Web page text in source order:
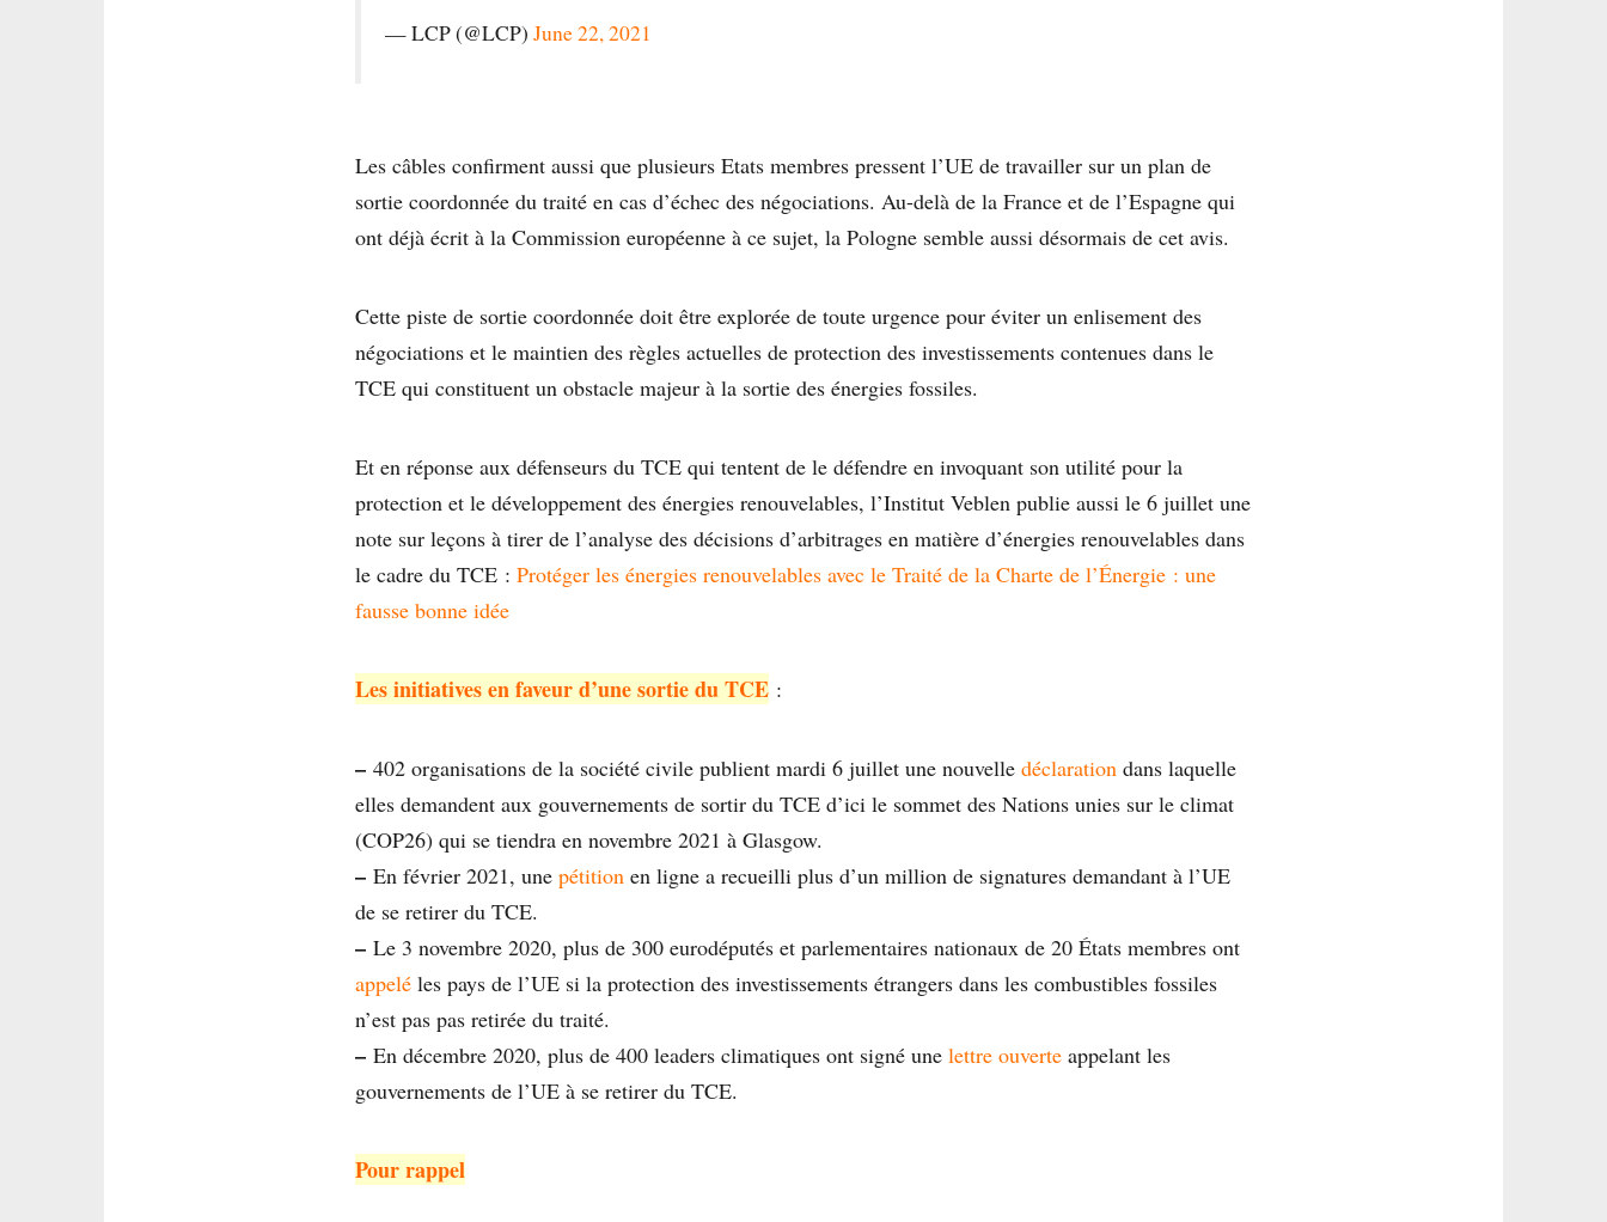
— LCP (@LCP) June 22, 2021
Les câbles confirment aussi que plusieurs Etats membres pressent l’UE de travailler sur un plan de
sortie coordonnée du traité en cas d’échec des négociations. Au-delà de la France et de l’Espagne qui
ont déjà écrit à la Commission européenne à ce sujet, la Pologne semble aussi désormais de cet avis.
Cette piste de sortie coordonnée doit être explorée de toute urgence pour éviter un enlisement des
négociations et le maintien des règles actuelles de protection des investissements contenues dans le
TCE qui constituent un obstacle majeur à la sortie des énergies fossiles.
Et en réponse aux défenseurs du TCE qui tentent de le défendre en invoquant son utilité pour la
protection et le développement des énergies renouvelables, l’Institut Veblen publie aussi le 6 juillet une
note sur leçons à tirer de l’analyse des décisions d’arbitrages en matière d’énergies renouvelables dans
le cadre du TCE : Protéger les énergies renouvelables avec le Traité de la Charte de l’Énergie : une
fausse bonne idée
Les initiatives en faveur d’une sortie du TCE :
– 402 organisations de la société civile publient mardi 6 juillet une nouvelle déclaration dans laquelle
elles demandent aux gouvernements de sortir du TCE d’ici le sommet des Nations unies sur le climat
(COP26) qui se tiendra en novembre 2021 à Glasgow.
– En février 2021, une pétition en ligne a recueilli plus d’un million de signatures demandant à l’UE
de se retirer du TCE.
– Le 3 novembre 2020, plus de 300 eurodéputés et parlementaires nationaux de 20 États membres ont
appelé les pays de l’UE si la protection des investissements étrangers dans les combustibles fossiles
n’est pas pas retirée du traité.
– En décembre 2020, plus de 400 leaders climatiques ont signé une lettre ouverte appelant les
gouvernements de l’UE à se retirer du TCE.
Pour rappel